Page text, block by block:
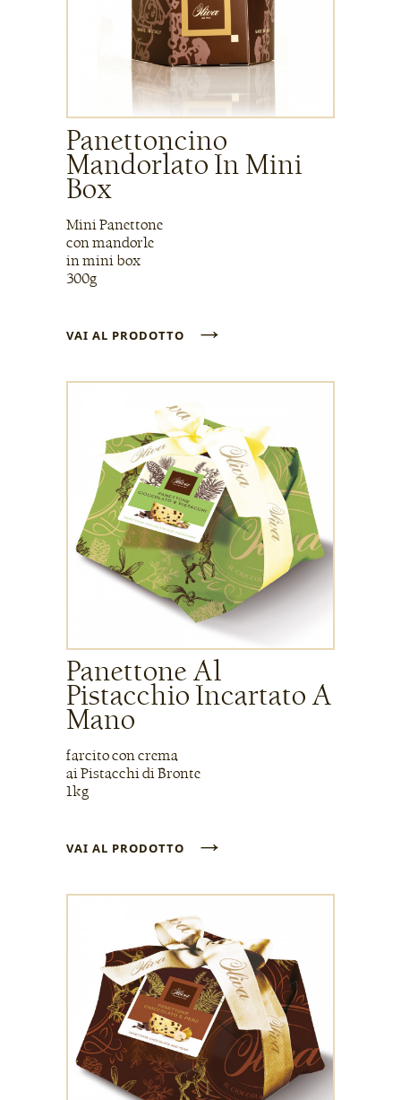
Panettoncino
Mandorlato In Mini
Box
Mini Panettone
con mandorle
in mini box
300g
VAI AL PRODOTTO →
Panettone Al
Pistacchio Incartato A
Mano
farcito con crema
ai Pistacchi di Bronte
1kg
VAI AL PRODOTTO →